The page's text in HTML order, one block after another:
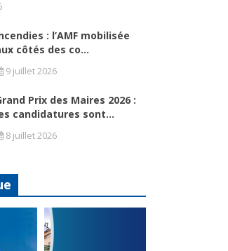
: l’AMF mobilisée
côtés des co...
9 juillet 2026
Prix des Maires 2026 :
candidatures sont...
8 juillet 2026